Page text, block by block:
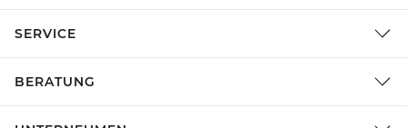
SERVICE
BERATUNG